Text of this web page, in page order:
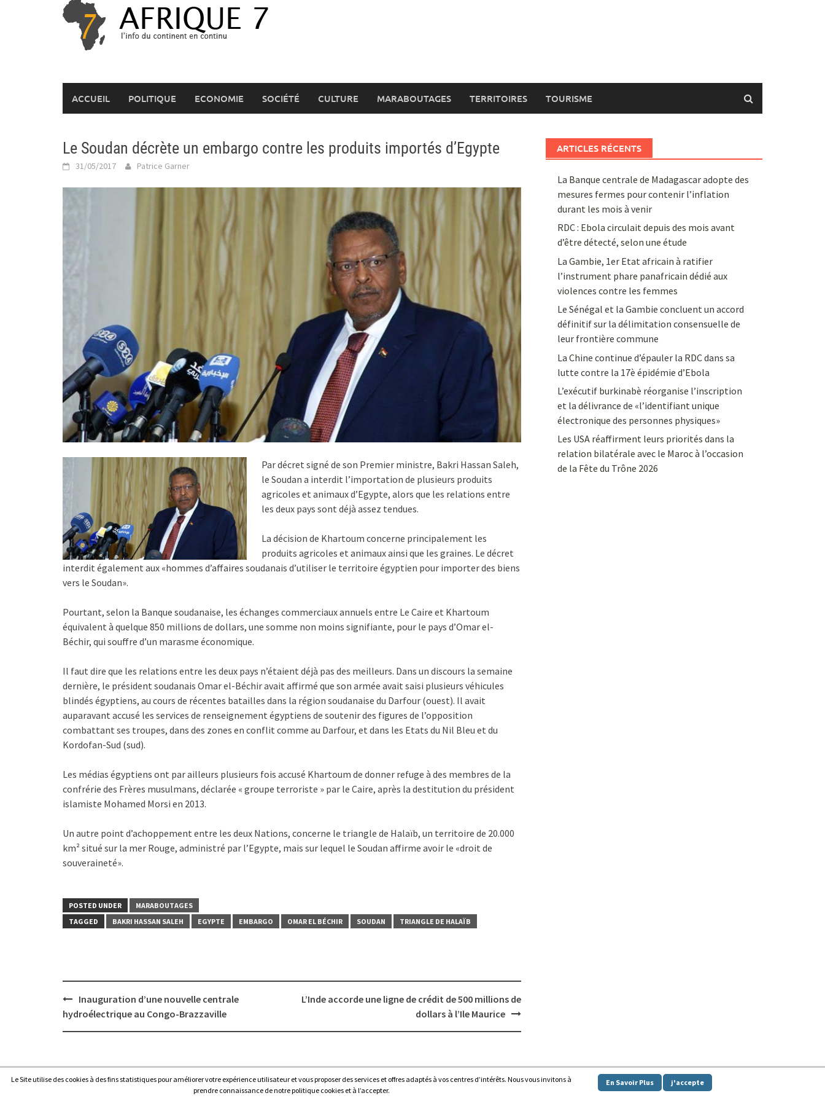
ACCUEIL POLITIQUE ECONOMIE SOCIÉTÉ CULTURE MARABOUTAGES TERRITOIRES TOURISME
Le Soudan décrète un embargo contre les produits importés d’Egypte
31/05/2017 Patrice Garner
Par décret signé de son Premier ministre, Bakri Hassan Saleh,
le Soudan a interdit l’importation de plusieurs produits
agricoles et animaux d’Egypte, alors que les relations entre
les deux pays sont déjà assez tendues.
La décision de Khartoum concerne principalement les
produits agricoles et animaux ainsi que les graines. Le décret
interdit également aux «hommes d’affaires soudanais d’utiliser le territoire égyptien pour importer des biens
vers le Soudan».
Pourtant, selon la Banque soudanaise, les échanges commerciaux annuels entre Le Caire et Khartoum
équivalent à quelque 850 millions de dollars, une somme non moins signifiante, pour le pays d’Omar el-
Béchir, qui souffre d’un marasme économique.
Il faut dire que les relations entre les deux pays n’étaient déjà pas des meilleurs. Dans un discours la semaine
dernière, le président soudanais Omar el-Béchir avait affirmé que son armée avait saisi plusieurs véhicules
blindés égyptiens, au cours de récentes batailles dans la région soudanaise du Darfour (ouest). Il avait
auparavant accusé les services de renseignement égyptiens de soutenir des figures de l’opposition
combattant ses troupes, dans des zones en conflit comme au Darfour, et dans les Etats du Nil Bleu et du
Kordofan-Sud (sud).
Les médias égyptiens ont par ailleurs plusieurs fois accusé Khartoum de donner refuge à des membres de la
confrérie des Frères musulmans, déclarée « groupe terroriste » par le Caire, après la destitution du président
islamiste Mohamed Morsi en 2013.
Un autre point d’achoppement entre les deux Nations, concerne le triangle de Halaïb, un territoire de 20.000
km² situé sur la mer Rouge, administré par l’Egypte, mais sur lequel le Soudan affirme avoir le «droit de
souveraineté».
POSTED UNDER
MARABOUTAGES
TAGGED
BAKRI HASSAN SALEH EGYPTE EMBARGO OMAR EL BÉCHIR SOUDAN TRIANGLE DE HALAÏB
Post
navigation
Inauguration d’une nouvelle centrale
hydroélectrique au Congo-Brazzaville
L’Inde accorde une ligne de crédit de 500 millions de
dollars à l’Ile Maurice
ARTICLES RÉCENTS
La Banque centrale de Madagascar adopte des
mesures fermes pour contenir l’inflation
durant les mois à venir
RDC : Ebola circulait depuis des mois avant
d’être détecté, selon une étude
La Gambie, 1er Etat africain à ratifier
l’instrument phare panafricain dédié aux
violences contre les femmes
Le Sénégal et la Gambie concluent un accord
définitif sur la délimitation consensuelle de
leur frontière commune
La Chine continue d’épauler la RDC dans sa
lutte contre la 17è épidémie d’Ebola
L’exécutif burkinabè réorganise l’inscription
et la délivrance de «l’identifiant unique
électronique des personnes physiques»
Les USA réaffirment leurs priorités dans la
relation bilatérale avec le Maroc à l’occasion
de la Fête du Trône 2026
Afrique7, l’info du continent en continu. Proudly powered by WordPress.|Theme: Awaken by
Le Site utilise des cookies à des fins statistiques pour améliorer votre expérience utilisateur et vous proposer des services et offres adaptés à vos centres d’intérêts. Nous vous invitons à
prendre connaissance de notre politique cookies et à l’accepter.
En Savoir Plus j'accepte